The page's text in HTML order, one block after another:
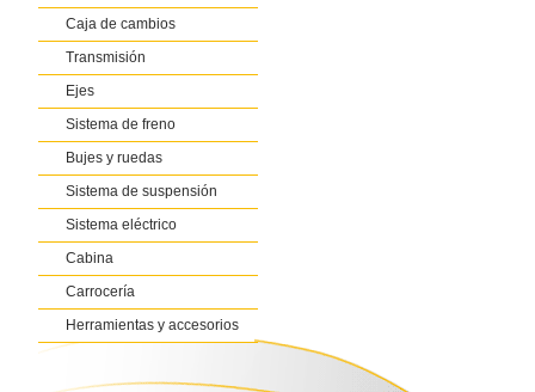
Caja de cambios
Transmisión
Ejes
Sistema de freno
Bujes y ruedas
Sistema de suspensión
Sistema eléctrico
Cabina
Carrocería
Herramientas y accesorios